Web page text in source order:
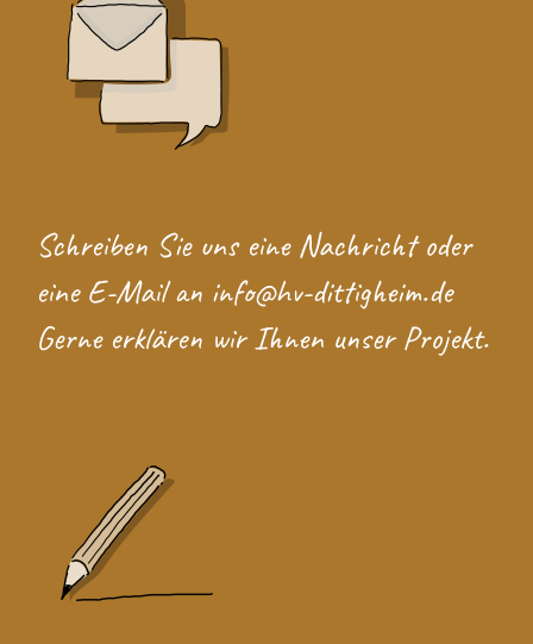
Schreiben Sie uns eine Nachrichtoder
eine E-Mail an info@hv-dittigheim.de
Gerne erklären wir Ihnen unser Projekt.